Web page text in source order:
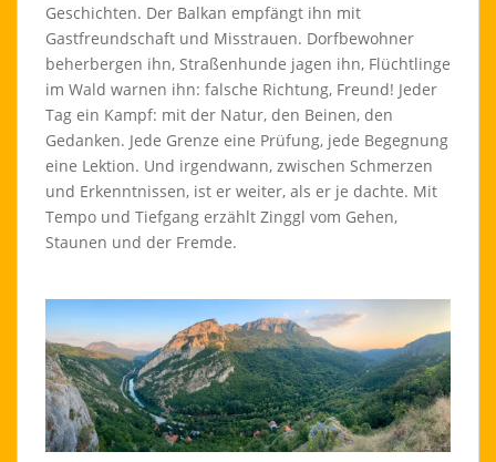
Geschichten. Der Balkan empfängt ihn mit
Gastfreundschaft und Misstrauen. Dorfbewohner
beherbergen ihn, Straßenhunde jagen ihn, Flüchtlinge
im Wald warnen ihn: falsche Richtung, Freund! Jeder
Tag ein Kampf: mit der Natur, den Beinen, den
Gedanken. Jede Grenze eine Prüfung, jede Begegnung
eine Lektion. Und irgendwann, zwischen Schmerzen
und Erkenntnissen, ist er weiter, als er je dachte. Mit
Tempo und Tiefgang erzählt Zinggl vom Gehen,
Staunen und der Fremde.